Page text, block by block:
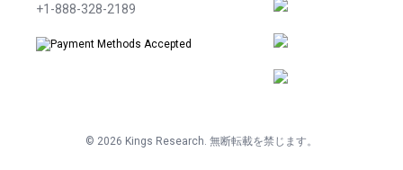
+1-888-328-2189
© 2026 Kings Research. 無断転載を禁じます。